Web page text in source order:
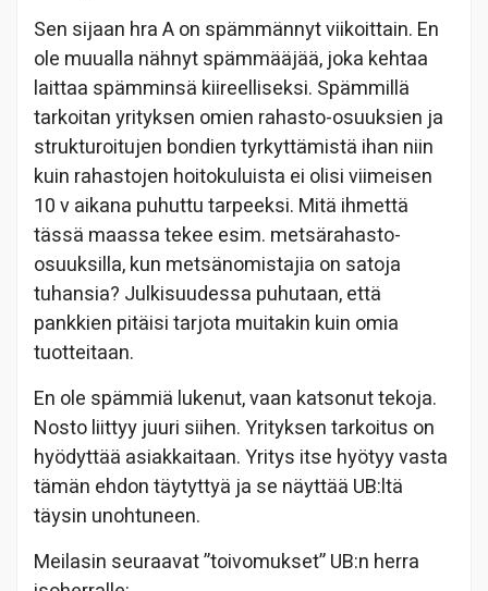
Sen sijaan hra A on spämmännyt viikoittain. En
ole muualla nähnyt spämmääjää, joka kehtaa
laittaa spämminsä kiireelliseksi. Spämmillä
tarkoitan yrityksen omien rahasto-osuuksien ja
strukturoitujen bondien tyrkyttämistä ihan niin
kuin rahastojen hoitokuluista ei olisi viimeisen
10 v aikana puhuttu tarpeeksi. Mitä ihmettä
tässä maassa tekee esim. metsärahasto-
osuuksilla, kun metsänomistajia on satoja
tuhansia? Julkisuudessa puhutaan, että
pankkien pitäisi tarjota muitakin kuin omia
tuotteitaan.
En ole spämmiä lukenut, vaan katsonut tekoja.
Nosto liittyy juuri siihen. Yrityksen tarkoitus on
hyödyttää asiakkaitaan. Yritys itse hyötyy vasta
tämän ehdon täytyttyä ja se näyttää UB:ltä
täysin unohtuneen.
Meilasin seuraavat ”toivomukset” UB:n herra